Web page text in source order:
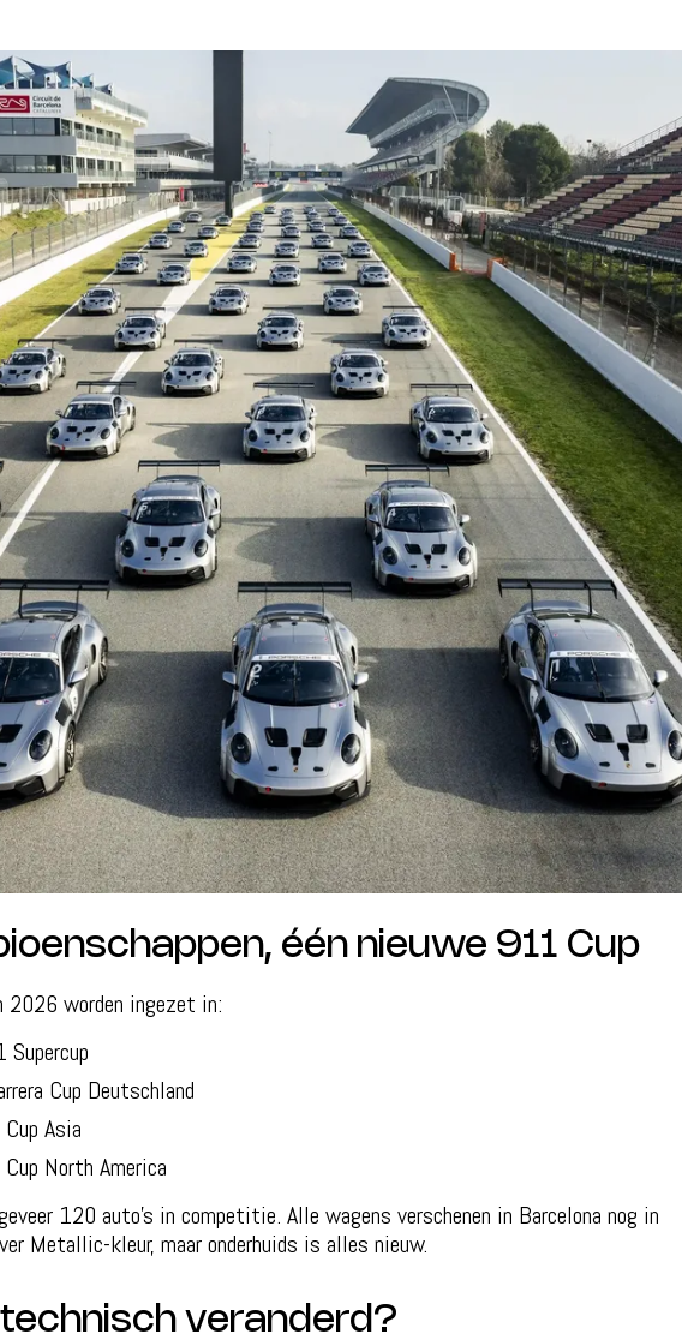
één nieuwe 911 Cup
2026 worden ingezet in:
Cup Deutschland
Asia
North America
120 auto’s in competitie. Alle wagens verschenen in Barcelona nog in
Metallic-kleur, maar onderhuids is alles nieuw.
veranderd?